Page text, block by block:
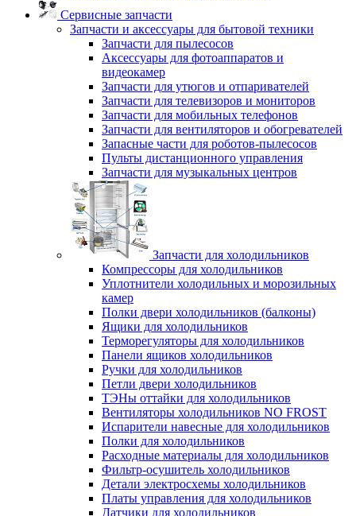
Сервисные запчасти
Запчасти и аксессуары для бытовой техники
Запчасти для пылесосов
Аксессуары для фотоаппаратов и
видеокамер
Запчасти для утюгов и отпаривателей
Запчасти для телевизоров и мониторов
Запчасти для мобильных телефонов
Запчасти для вентиляторов и обогревателей
Запасные части для роботов-пылесосов
Пульты дистанционного управления
Запчасти для музыкальных центров
Запчасти для холодильников
Компрессоры для холодильников
Уплотнители холодильных и морозильных
камер
Полки двери холодильников (балконы)
Ящики для холодильников
Терморегуляторы для холодильников
Панели ящиков холодильников
Ручки для холодильников
Петли двери холодильников
ТЭНы оттайки для холодильников
Вентиляторы холодильников NO FROST
Испарители навесные для холодильников
Полки для холодильников
Расходные материалы для холодильников
Фильтр-осушитель холодильников
Детали электросхемы холодильников
Платы управления для холодильников
Датчики для холодильников